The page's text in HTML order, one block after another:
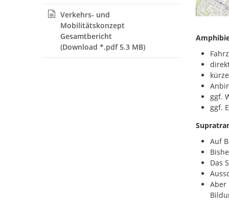
ggf.
ggf.
Auf
Das
Aber
Verkehrs- und
Mobilitätskonzept
Gesamtbericht
(Download *.pdf 5.3 MB)